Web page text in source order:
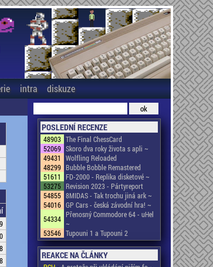
intra diskuze
POSLEDNÍ RECENZE
48903 The Final ChessCard
52069 Skoro dva roky života s apli ~
49431
Wolfling Reloaded
48299 Bubble Bobble Remastered
51611
FD-2000 - Replika disketové ~
53275 Revision 2023 - Pártyreport
54855 8MIDAS - Tak trochu jiná ark ~
54016 GP Cars - česká závodní hra! ~
54334 Přenosný Commodore 64 - uHel
~
53546 Tupouni 1 a Tupouni 2
REAKCE NA ČLÁNKY